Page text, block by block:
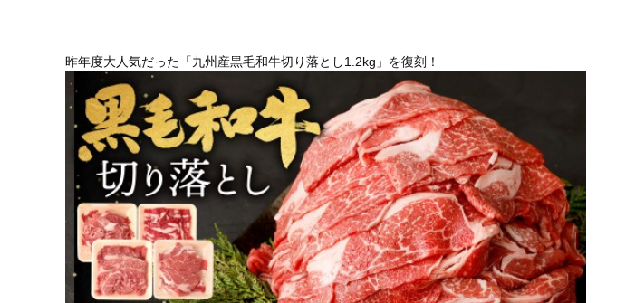
昨年度大人気だった「九州産黒毛和牛切り落とし1.2kg」を復刻！